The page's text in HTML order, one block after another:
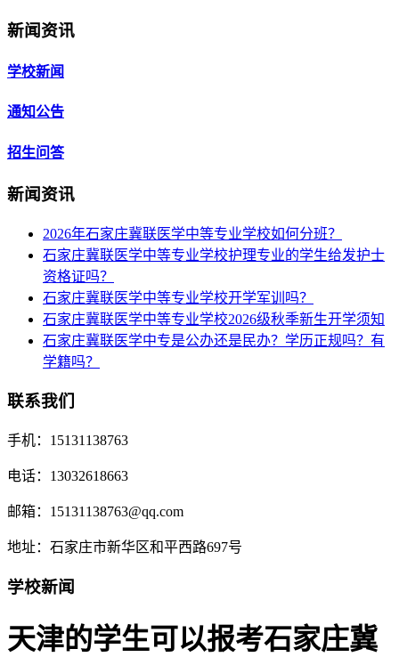
新闻资讯
学校新闻
通知公告
招生问答
新闻资讯
2026年石家庄冀联医学中等专业学校如何分班？
石家庄冀联医学中等专业学校护理专业的学生给发护士
资格证吗？
石家庄冀联医学中等专业学校开学军训吗？
石家庄冀联医学中等专业学校2026级秋季新生开学须知
石家庄冀联医学中专是公办还是民办？学历正规吗？有
学籍吗？
联系我们
手机：15131138763
电话：13032618663
邮箱：15131138763@qq.com
地址：石家庄市新华区和平西路697号
学校新闻
​天津的学生可以报考石家庄冀